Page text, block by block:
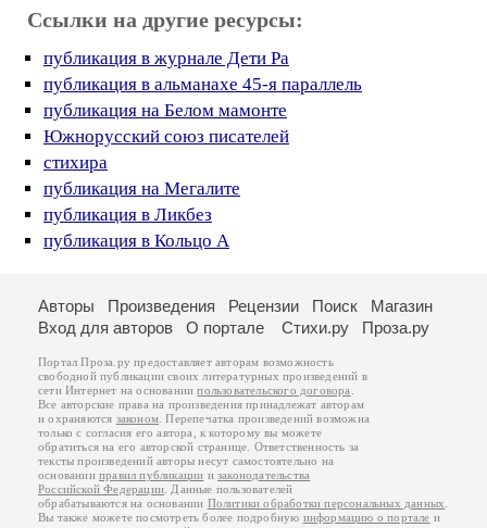
Ссылки на другие ресурсы:
публикация в журнале Дети Ра
публикация в альманахе 45-я параллель
публикация на Белом мамонте
Южнорусский союз писателей
стихира
публикация на Мегалите
публикация в Ликбез
публикация в Кольцо А
Авторы Произведения Рецензии Поиск
Магазин
Вход для авторов
О портале Стихи.ру Проза.ру
Портал Проза.ру предоставляет авторам возможность
свободной публикации своих литературных произведений в
сети Интернет на основаниипользовательского договора
Все авторские права на произведения принадлежат авторам
и охраняются законом . Перепечатка произведений возможна
только с согласия его автора, к которому вы можете
обратиться на его авторской странице. Ответственность за
тексты произведений авторы несут самостоятельно на
основанииправил публикации изаконодательства
Российской Федерации . Данные пользователей
обрабатываются на основании Политики обработки персональных данных
Вы также можете посмотреть более подробную информацию о портале и